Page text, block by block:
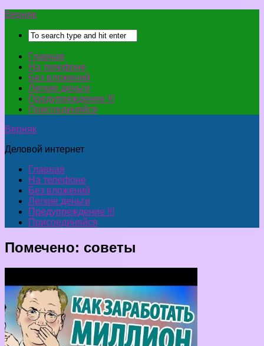
Верняк
Главная
На телефоне
Без вложений
Легкие деньги
Предупреждение !!!
Присоединяйся
Верняк
Деловой интернет
Главная
На телефоне
Без вложений
Легкие деньги
Предупреждение !!!
Присоединяйся
Помечено: советы